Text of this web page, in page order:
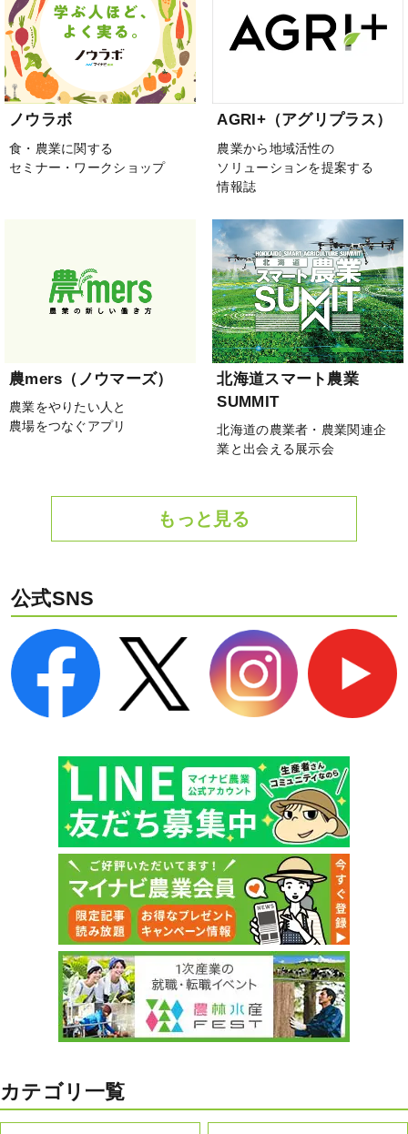
ノウラボ
食・農業に関する
セミナー・ワークショップ
AGRI+（アグリプラス）
農業から地域活性の
ソリューションを提案する
情報誌
農mers（ノウマーズ）
農業をやりたい人と
農場をつなぐアプリ
北海道スマート農業
SUMMIT
北海道の農業者・農業関連企
業と出会える展示会
もっと見る
公式SNS
カテゴリ一覧